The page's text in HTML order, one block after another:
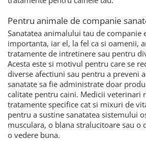
Pentru animale de companie
Sanatatea animalului tau de companie
importanta, iar el, la fel ca si oamenii,
tratamente de intretinere sau pentru
Acesta este si motivul pentru care se
diverse afectiuni sau pentru a preveni
sanatate sa fie administrate doar
calitate pentru caini. Medicii veterinari
tratamente specifice cat si mixuri de
pentru a sustine sanatatea sistemului
musculara, o blana stralucitoare sau o
o vedere buna.